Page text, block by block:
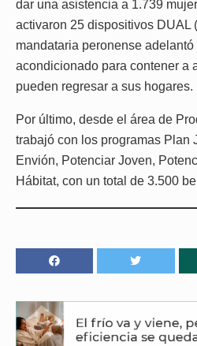
dar una asistencia a 1.739
activaron 25 dispositivos DUAL
mandataria peronense
acondicionado para contener a
pueden regresar a sus hogares.
Por último, desde el área de
trabajó con los programas Plan
Envión, Potenciar Joven,
Hábitat, con un total de 3.500